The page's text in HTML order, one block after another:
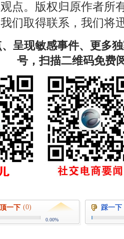
点。版权归原作者所
们取得联系，我们将
呈现敏感事件、更多
号，扫描二维码免费
顶一下 (0)
0.00%
踩一下